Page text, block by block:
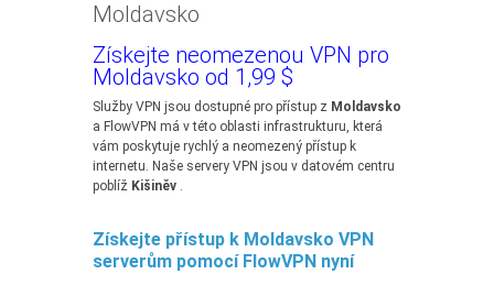
Moldavsko
Získejte neomezenou VPN pro
Moldavsko od 1,99 $
Služby VPN jsou dostupné pro přístup z Moldavsko
a FlowVPN má v této oblasti infrastrukturu, která
vám poskytuje rychlý a neomezený přístup k
internetu. Naše servery VPN jsou v datovém centru
poblíž Kišiněv .
Získejte přístup k Moldavsko VPN
serverům pomocí FlowVPN nyní